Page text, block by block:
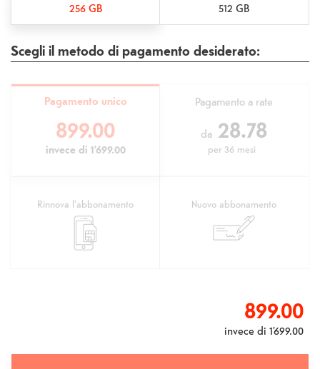
256 GB 512 GB
Scegli il metodo di pagamento desiderato:
Pagamento unico
899.00
invece di 1’699.00
Pagamento a rate
da 28.78
per36 mesi
Rinnova l'abbonamento Nuovo abbonamento
899.00
invece di 1’699.00